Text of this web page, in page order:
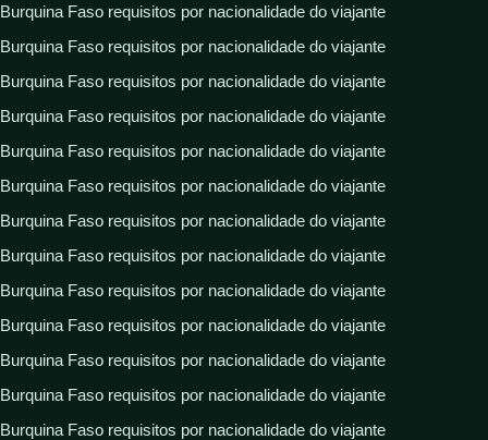
Burquina Faso requisitos por nacionalidade do viajante
Burquina Faso requisitos por nacionalidade do viajante
Burquina Faso requisitos por nacionalidade do viajante
Burquina Faso requisitos por nacionalidade do viajante
Burquina Faso requisitos por nacionalidade do viajante
Burquina Faso requisitos por nacionalidade do viajante
Burquina Faso requisitos por nacionalidade do viajante
Burquina Faso requisitos por nacionalidade do viajante
Burquina Faso requisitos por nacionalidade do viajante
Burquina Faso requisitos por nacionalidade do viajante
Burquina Faso requisitos por nacionalidade do viajante
Burquina Faso requisitos por nacionalidade do viajante
Burquina Faso requisitos por nacionalidade do viajante